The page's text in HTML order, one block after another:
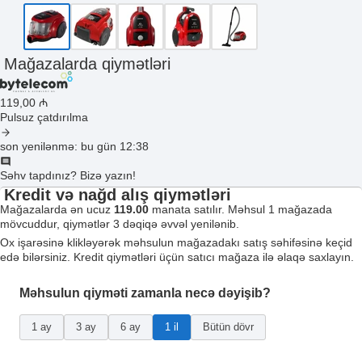
Mağazalarda qiymətləri
119 ,00 ₼
Pulsuz çatdırılma
son yenilənmə: bu gün 12:38
Səhv tapdınız? Bizə yazın!
Kredit və nağd alış qiymətləri
Mağazalarda ən ucuz 119.00 manata satılır. Məhsul 1 mağazada
mövcuddur, qiymətlər 3 dəqiqə əvvəl yenilənib.
Ox işarəsinə klikləyərək məhsulun mağazadakı satış səhifəsinə keçid
edə bilərsiniz. Kredit qiymətləri üçün satıcı mağaza ilə əlaqə saxlayın.
Məhsulun qiyməti zamanla necə dəyişib?
1 ay 3 ay 6 ay 1 il Bütün dövr